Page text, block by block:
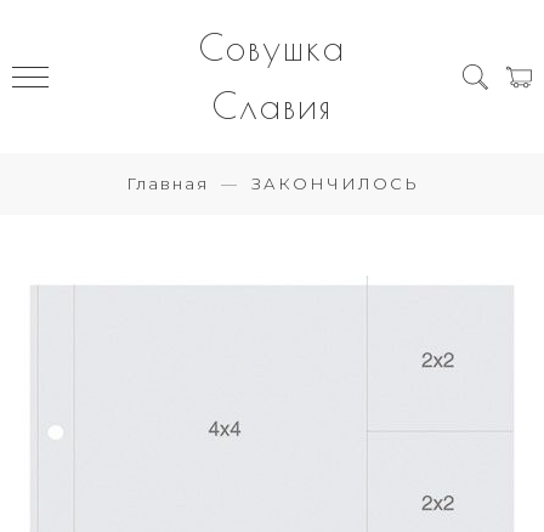
Совушка
Славия
Главная ЗАКОНЧИЛОСЬ